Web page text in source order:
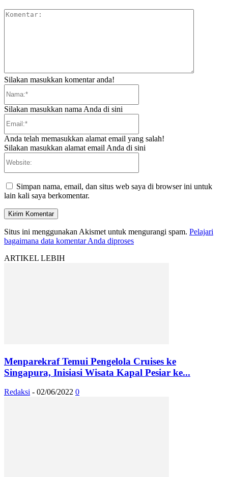
Silakan masukkan komentar anda!
Silakan masukkan nama Anda di sini
Anda telah memasukkan alamat email yang salah!
Silakan masukkan alamat email Anda di sini
Simpan nama, email, dan situs web saya di browser ini untuk
lain kali saya berkomentar.
Situs ini menggunakan Akismet untuk mengurangi spam. Pelajari
bagaimana data komentar Anda diproses
ARTIKEL LEBIH
Menparekraf Temui Pengelola Cruises ke
Singapura, Inisiasi Wisata Kapal Pesiar ke...
Redaksi - 02/06/2022 0